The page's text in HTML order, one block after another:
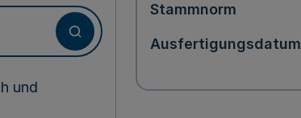
und
Stammnorm
Ausfertigungsdatum